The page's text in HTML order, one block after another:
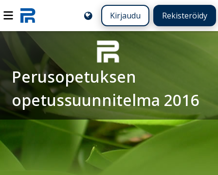
Kirjaudu Rekisteröidy
Perusopetuksen
opetussuunnitelma 2016